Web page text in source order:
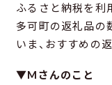
ふるさと納税を利
多可町の返礼品の
いま、おすすめの返
▼Mさんのこと